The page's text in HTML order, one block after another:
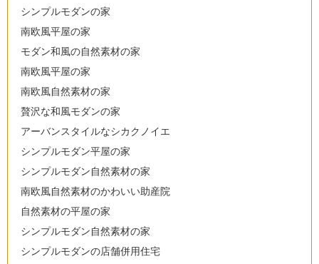
シンプルモダンの家
南欧風平屋の家
モダン和風の自然素材の家
南欧風平屋の家
南欧風自然素材の家
贅沢な和風モダンの家
アーバンスタイルなシカクノイエ
シンプルモダン平屋の家
シンプルモダン自然素材の家
南欧風自然素材のかわいい助産院
自然素材の平屋の家
シンプルモダン自然素材の家
シンプルモダンの店舗併用住宅